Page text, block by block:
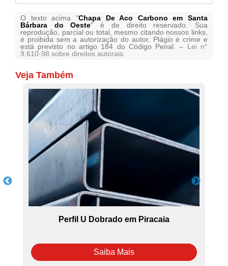
O texto acima "Chapa De Aco Carbono em Santa
Bárbara do Oeste" é de direito reservado. Sua
reprodução, parcial ou total, mesmo citando nossos links,
é proibida sem a autorização do autor. Plágio é crime e
está previsto no artigo 184 do Código Penal. – Lei n°
9.610-98 sobre direitos autorais
Veja Também
Perfil U Dobrado em Piracaia
Saiba Mais